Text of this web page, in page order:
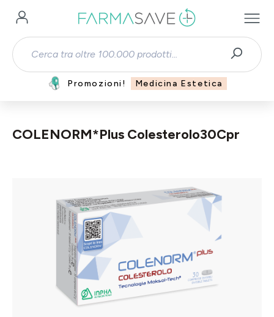
Passa al contenuto principale
Promozioni! Medicina Estetica
COLENORM*Plus Colesterolo30Cpr